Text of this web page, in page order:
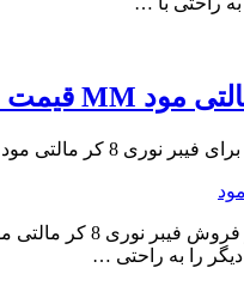
برای فیبر نوری 8 کر مالتی مود MM قیمت خرید
را به راحتی …